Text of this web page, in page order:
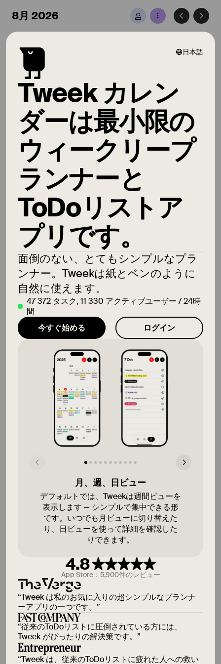
8月 2026
3 8月 月
ホバーして完了
クリックして編集
他の日にドラッグ
4 8月
色から選択
ご満足いただければ幸いです 😉
5 8月
以上です！
6 8月 木
保存することを忘れないでください 👆🏿
いつか
日本語
Tweek カレン
ダーは最小限の
ウィークリープ
ランナーと
ToDoリストア
プリです。
面倒のない、とてもシンプルなプラ
ンナー。Tweekは紙とペンのように
自然に使えます。
47 372 タスク, 11 330 アクティブユーザー / 24時
間
今すぐ始める
ログイン
月、週、日ビュー
デフォルトでは、Tweekは週間ビューを
表示します — シンプルで集中できる形
です。いつでも月ビューに切り替えた
り、日ビューを使って詳細を確認した
りできます。
4.8
App Store：5,900件のレビュー
“Tweek は私のお気に入りの超シンプルなプランナ
ーアプリの一つです。 ”
“従来のToDoリストに圧倒されている方には、
Tweek がぴったりの解決策です。 ”
“Tweek は、従来のToDoリストに疲れた人への救い